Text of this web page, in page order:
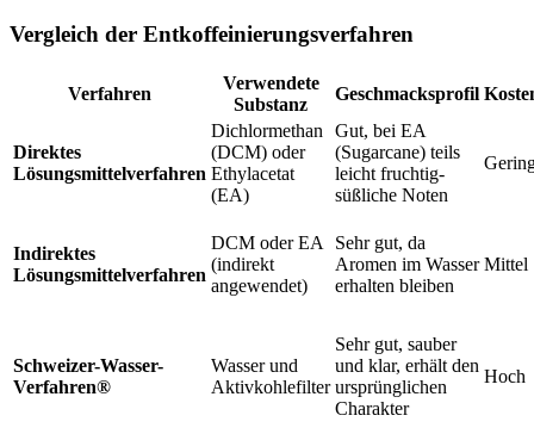
Vergleich der Entkoffeinierungsverfahren
Verfahren
Verwendete
Substanz
Geschmacksprofil
Direktes
Lösungsmittelverfahren
Dichlormethan
(DCM) oder
Ethylacetat
(EA)
Gut, bei EA
(Sugarcane) teils
leicht fruchtig-
süßliche Noten
Indirektes
Lösungsmittelverfahren
DCM oder EA
(indirekt
angewendet)
Sehr gut, da
Aromen im Wasser
erhalten bleiben
Mittel
Schweizer-Wasser-
Verfahren®
Wasser und
Aktivkohlefilter
Sehr gut, sauber
und klar, erhält den
ursprünglichen
Charakter
Hoch